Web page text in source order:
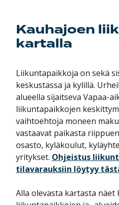
Kauhajoen
kartalla
Liikuntapaikkoja on sekä
keskustassa ja kylillä.
alueella sijaitseva Vapaa-
liikuntapaikkojen
vaihtoehtoja moneen
vastaavat paikasta
osasto, kyläkoulut,
yritykset. Ohjeistus
tilavarauksiin löytyy
Alla olevasta kartasta näet